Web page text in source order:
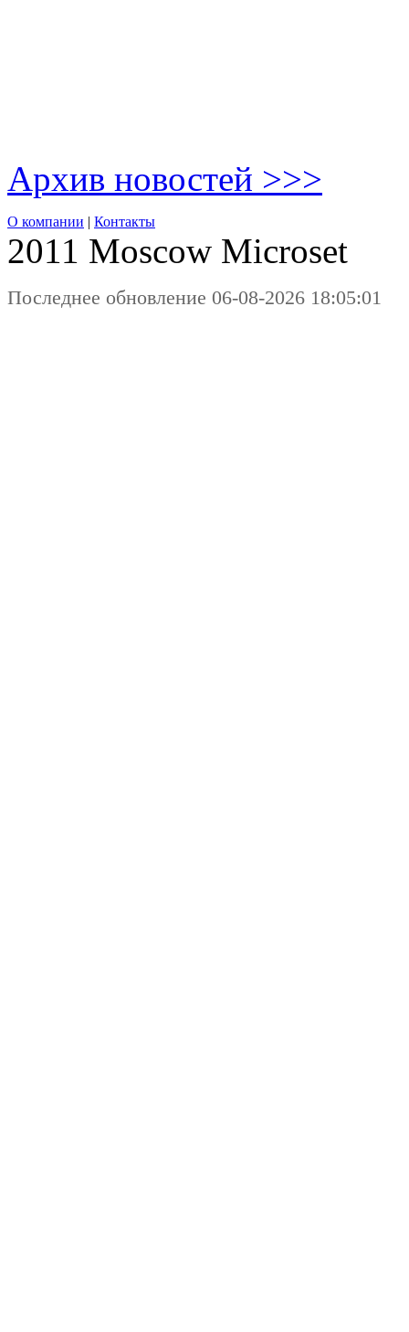
Архив новостей >>>
О компании Контакты
2011 Moscow Microset
Последнее обновление 06-08-2026 18:05:01